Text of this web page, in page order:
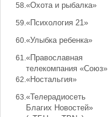
«Охота и рыбалка»
«Психология 21»
«Улыбка ребенка»
«Православная
телекомпания «Союз»
«Ностальгия»
«Телерадиосеть
Благих Новостей»